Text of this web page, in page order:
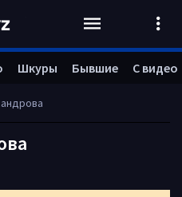
Шкуры Бывшие С видео